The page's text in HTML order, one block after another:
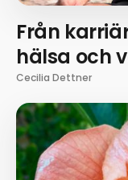
Från
hälsa och
Cecilia Dettner